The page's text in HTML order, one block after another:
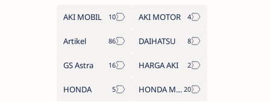
AKI MOBIL AKI MOTOR
Artikel DAIHATSU
GS Astra HARGA AKI
HONDA HONDA MOTOR